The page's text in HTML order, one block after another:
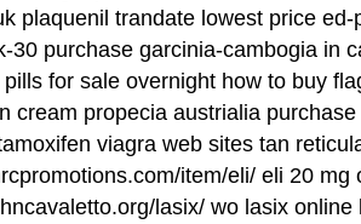
plaquenil trandate lowest price
30 purchase garcinia-cambogia in
for sale overnight how to buy
cream propecia austrialia
viagra web sites tan
item/eli/ eli 20 mg
lasix/ wo lasix online